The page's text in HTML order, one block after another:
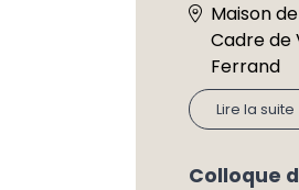
Maison
Cadre de
Ferrand
Lire la suite
Colloque